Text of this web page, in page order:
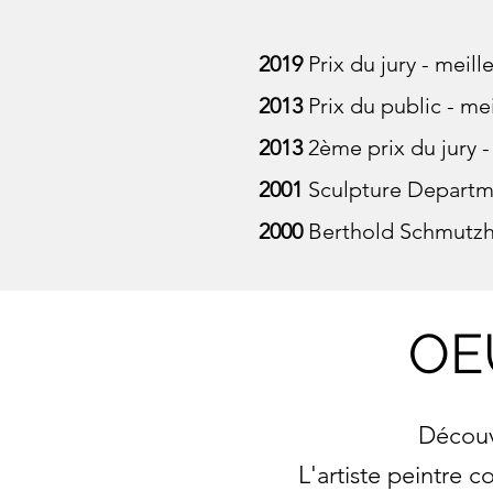
2019Prix du jury -
2013Prix du public -
20132ème prix du jury
2001 Sculpture
2000Berthold
L'artiste peintre